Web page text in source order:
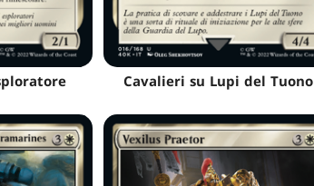
Cavalieri su Lupi del Tuono